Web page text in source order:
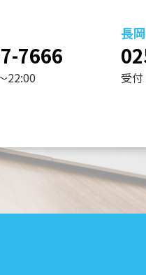
7666
22:00
長
受付